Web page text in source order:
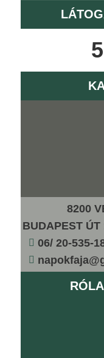
8200
BUDAPEST ÚT
06/ 20-535-